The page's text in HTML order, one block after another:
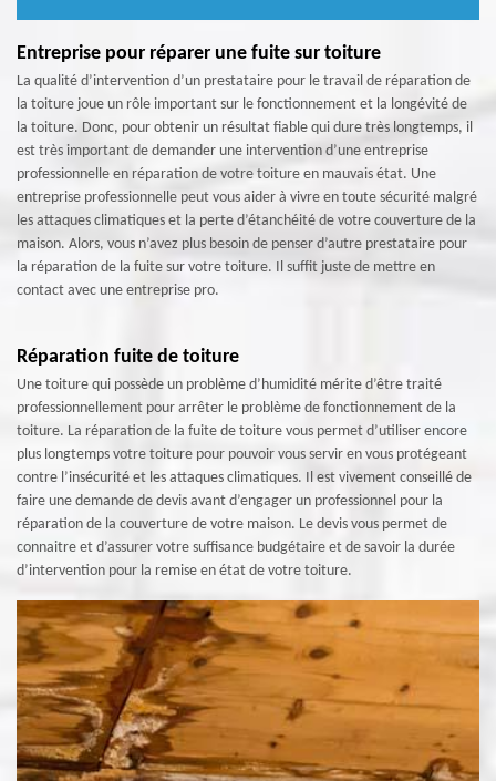
Entreprise pour réparer une fuite sur toiture
La qualité d’intervention d’un prestataire pour le travail de réparation de
la toiture joue un rôle important sur le fonctionnement et la longévité de
la toiture. Donc, pour obtenir un résultat fiable qui dure très longtemps, il
est très important de demander une intervention d’une entreprise
professionnelle en réparation de votre toiture en mauvais état. Une
entreprise professionnelle peut vous aider à vivre en toute sécurité malgré
les attaques climatiques et la perte d’étanchéité de votre couverture de la
maison. Alors, vous n’avez plus besoin de penser d’autre prestataire pour
la réparation de la fuite sur votre toiture. Il suffit juste de mettre en
contact avec une entreprise pro.
Réparation fuite de toiture
Une toiture qui possède un problème d’humidité mérite d’être traité
professionnellement pour arrêter le problème de fonctionnement de la
toiture. La réparation de la fuite de toiture vous permet d’utiliser encore
plus longtemps votre toiture pour pouvoir vous servir en vous protégeant
contre l’insécurité et les attaques climatiques. Il est vivement conseillé de
faire une demande de devis avant d’engager un professionnel pour la
réparation de la couverture de votre maison. Le devis vous permet de
connaitre et d’assurer votre suffisance budgétaire et de savoir la durée
d’intervention pour la remise en état de votre toiture.